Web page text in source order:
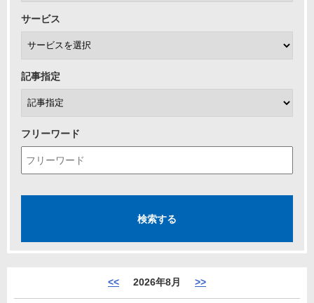
サービス
記事指定
フリーワード
<< 2026年8月 >>